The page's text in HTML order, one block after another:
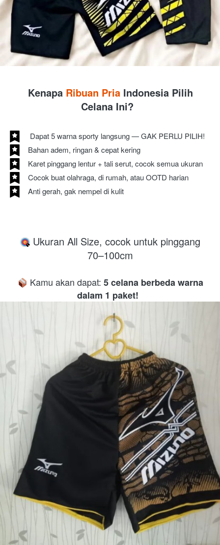
Kenapa Ribuan Pria Indonesia Pilih
Celana Ini?
Dapat 5 warna sporty langsung — GAK PERLU PILIH!
Bahan adem, ringan & cepat kering
Karet pinggang lentur + tali serut, cocok semua ukuran
Cocok buat olahraga, di rumah, atau OOTD harian
Anti gerah, gak nempel di kulit
Ukuran All Size, cocok untuk pinggang
70–100cm
Kamu akan dapat: 5 celana berbeda warna
dalam 1 paket!